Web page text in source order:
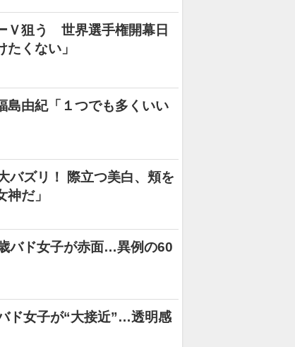
Ｖ狙う 世界選手権開幕日
くない」
島由紀「１つでも多くいい
バズリ！ 際立つ美白、頬を
だ」
バド女子が赤面…異例の60
ド女子が“大接近”…透明感